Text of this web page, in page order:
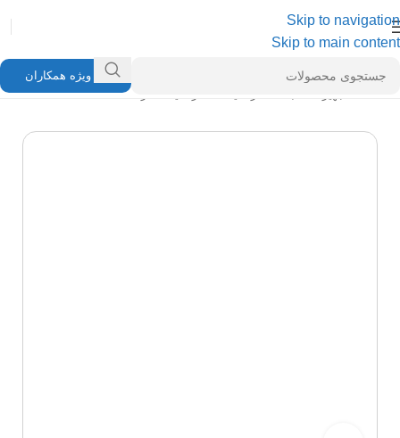
Skip to navigation
Skip to main content
ویژه همکاران
ترانکینگ لگراند